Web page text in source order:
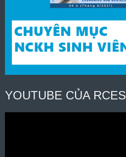
YOUTUBE CỦA RCES